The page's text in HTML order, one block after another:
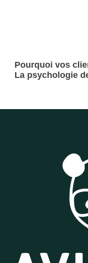
Pourquoi vos
La psychologie